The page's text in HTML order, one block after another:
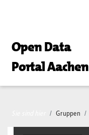
Open Data
Portal Aachen
Gruppen